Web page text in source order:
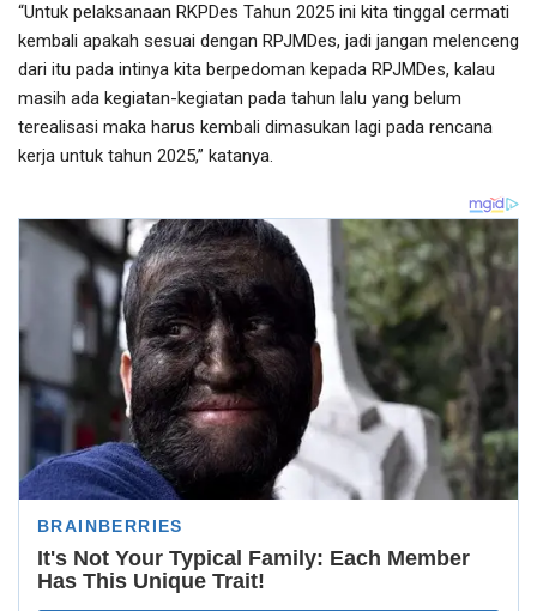
“Untuk pelaksanaan RKPDes Tahun 2025 ini kita tinggal cermati
kembali apakah sesuai dengan RPJMDes, jadi jangan melenceng
dari itu pada intinya kita berpedoman kepada RPJMDes, kalau
masih ada kegiatan-kegiatan pada tahun lalu yang belum
terealisasi maka harus kembali dimasukan lagi pada rencana
kerja untuk tahun 2025,” katanya.